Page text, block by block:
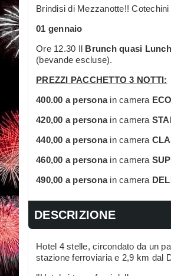
Brindisi di Mezzanotte!!
01 gennaio
Ore 12.30 Il Brunch quasi Lunch
(bevande escluse).
PREZZI PACCHETTO 3 NOTTI:
400.00 a personain camera
420,00 a personain camera
440,00 a personain camera
460,00 a personain camera
490,00 a personain camera
DESCRIZIONE
Hotel 4 stelle, circondato da un
stazione ferroviaria e 2,9 km dal